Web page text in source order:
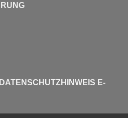
DATENSCHUTZHINWEIS E-